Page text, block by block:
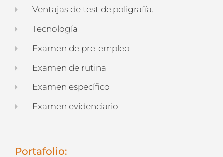
Ventajas de test de poligrafía.
Tecnología
Examen de pre-empleo
Examen de rutina
Examen específico
Examen evidenciario
Portafolio: